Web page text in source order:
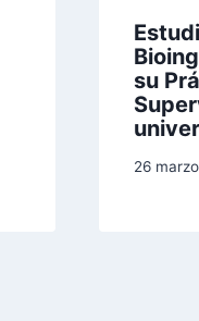
su
26